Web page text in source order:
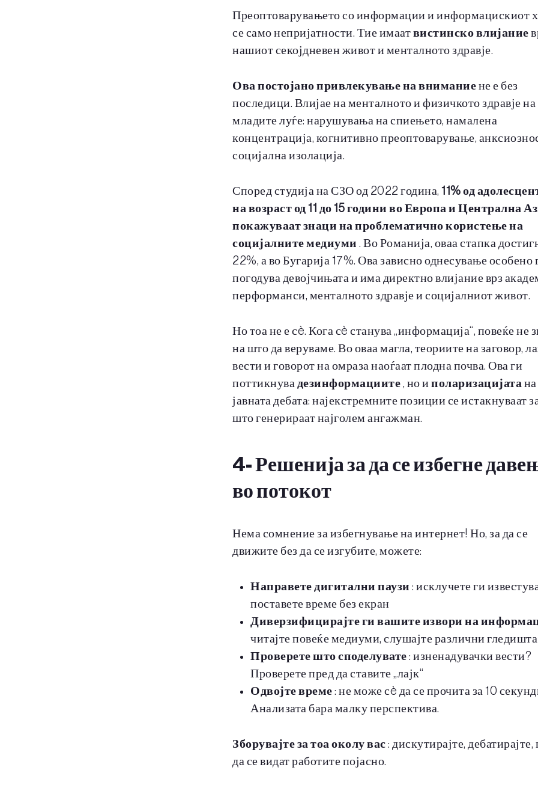
Преоптоварувањето со информации и информацискиот
се само непријатности. Тие имаат вистинско влијание
нашиот секојдневен живот и менталното здравје.
Ова постојано привлекување на внимание не е без
последици. Влијае на менталното и физичкото здравје на
младите луѓе: нарушувања на спиењето, намалена
концентрација, когнитивно преоптоварување,
социјална изолација.
Според студија на СЗО од 2022 година,11% од
на возраст од 11 до 15 години во Европа и Централна
покажуваат знаци на проблематично користење на
социјалните медиуми . Во Романија, оваа стапка
22%, а во Бугарија 17%. Ова зависно однесување особено
погодува девојчињата и има директно влијание врз
перформанси, менталното здравје и социјалниот живот.
Но тоа не е сè. Кога сè станува „информација“, повеќе не
на што да веруваме. Во оваа магла, теориите на заговор,
вести и говорот на омраза наоѓаат плодна почва. Ова ги
поттикнува дезинформациите , но иполаризацијата на
јавната дебата: најекстремните позиции се истакнуваат
што генерираат најголем ангажман.
4- Решенија за да се избегне
во потокот
Нема сомнение за избегнување на интернет! Но, за да се
движите без да се изгубите, можете:
Направете дигитални паузи : исклучете ги
поставете време без екран
Диверзифицирајте ги вашите извори на
читајте повеќе медиуми, слушајте различни гледишта
Проверете што споделувате : изненадувачки вести?
Проверете пред да ставите „лајк“
Одвојте време : не може сè да се прочита за 10
Анализата бара малку перспектива.
Зборувајте за тоа околу вас : дискутирајте,
да се видат работите појасно.